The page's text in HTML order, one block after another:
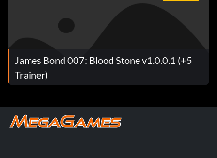
James Bond 007: Blood Stone v1.0.0.1 (+5
Trainer)